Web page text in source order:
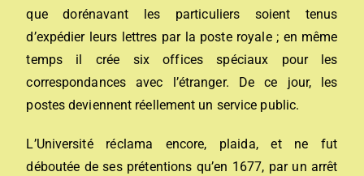
que dorénavant les particuliers soient tenus
d’expédier leurs lettres par la poste royale ; en même
temps il crée six offices spéciaux pour les
correspondances avec l’étranger. De ce jour, les
postes deviennent réellement un service public.
L’Université réclama encore, plaida, et ne fut
déboutée de ses prétentions qu’en 1677, par un arrêt